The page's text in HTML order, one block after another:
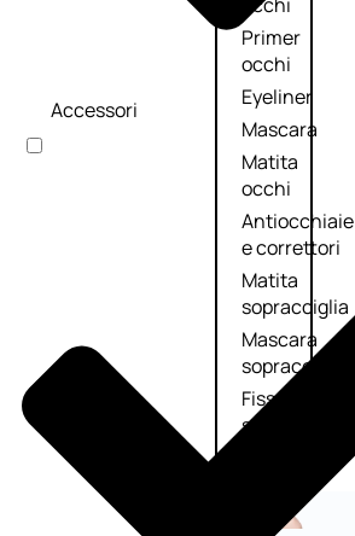
occhi
Primer
occhi
Eyeliner
Mascara
Matita
occhi
Antiocchiaie
e correttori
Matita
sopracciglia
Mascara
sopracciglia
Fissante
sopracciglia
Accessori